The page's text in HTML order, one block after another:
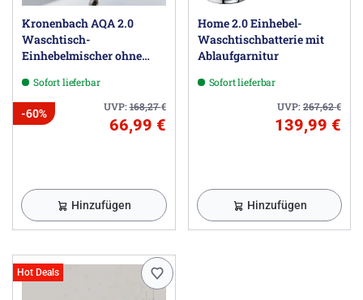
Kronenbach AQA 2.0
Waschtisch-
Einhebelmischer ohne
Sofort lieferbar
UVP:168,27€
-60%
66,99 €
Hinzufügen
Home 2.0 Einhebel-
Waschtischbatterie mit
Ablaufgarnitur
Sofort lieferbar
UVP:267,62€
139,99 €
Hinzufügen
Hot Deals